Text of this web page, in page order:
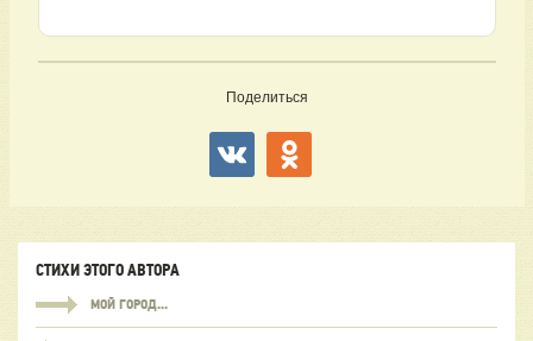
Поделиться
СТИХИ ЭТОГО АВТОРА
МОЙ ГОРОД...